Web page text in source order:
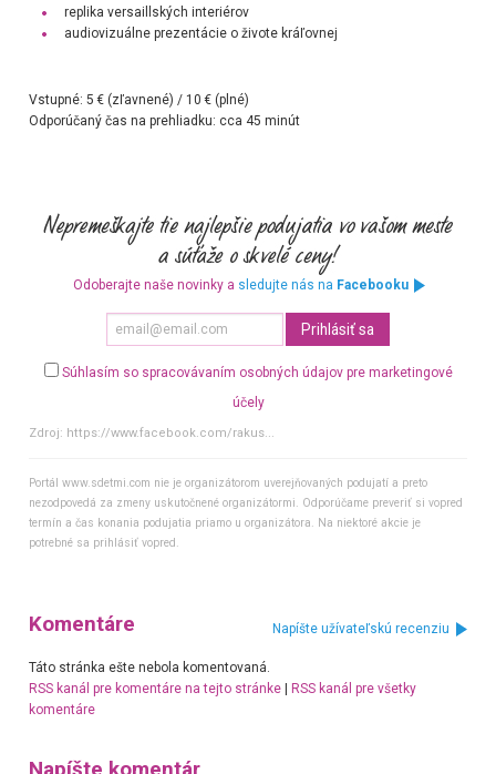
replika versaillských interiérov
audiovizuálne prezentácie o živote kráľovnej
Vstupné: 5 € (zľavnené) / 10 € (plné)
Odporúčaný čas na prehliadku: cca 45 minút
Odoberajte naše novinky a sledujte nás na Facebooku
Súhlasím so spracovávaním osobných údajov pre marketingové
účely
Zdroj: https://www.facebook.com/rakus...
Portál www.sdetmi.com nie je organizátorom uverejňovaných podujatí a preto
nezodpovedá za zmeny uskutočnené organizátormi. Odporúčame preveriť si vopred
termín a čas konania podujatia priamo u organizátora. Na niektoré akcie je
potrebné sa prihlásiť vopred.
Komentáre Napíšte užívateľskú recenziu
Táto stránka ešte nebola komentovaná.
RSS kanál pre komentáre na tejto stránke|
RSS kanál pre všetky
komentáre